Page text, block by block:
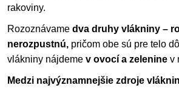
rakoviny.
Rozoznávame dva druhy vlákniny –
nerozpustnú, pričom obe sú pre telo
vlákniny nájdeme v ovocí a zelenine v
Medzi najvýznamnejšie zdroje